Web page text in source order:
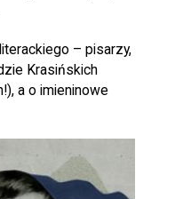
– pisarzy,
Krasińskich
a o imieninowe